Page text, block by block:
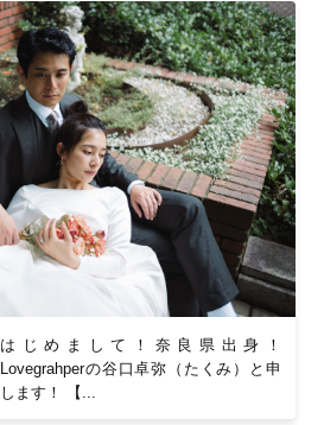
はじめまして！奈良県出身！
Lovegrahperの谷口卓弥（たくみ）と申
します！ 【...